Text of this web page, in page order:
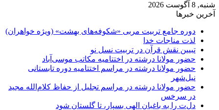
شنبه, 8 آگوست 2026
آخرین خبرها
دوره جامع تربیت مربی «شکوفه‌های بهشت» (ویژه خواهران)
لذت مناجات خدا
تبیین نقش قرآن در تربیت نسل نو
حضور مولانا درشته در اختتامیه مکاتب موسی‌آباد
حضور مولانا درشته در مراسم اختتامیه دوره تابستانی
نیل‌شهر
حضور مولانا درشته در مراسم تجلیل از حفاظ کلام‌الله مجید
در سرخس
دل‌ت را به باغبان الهی بسپار، تا گلستان شود